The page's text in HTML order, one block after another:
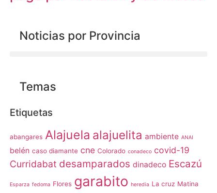
Noticias por Provincia
Temas
Etiquetas
abangares Alajuela alajuelita ambiente ANAI
belén caso diamante cne Colorado conadeco covid-19
Curridabat desamparados dinadeco Escazú
Esparza fedoma Flores garabito heredia La cruz Matina